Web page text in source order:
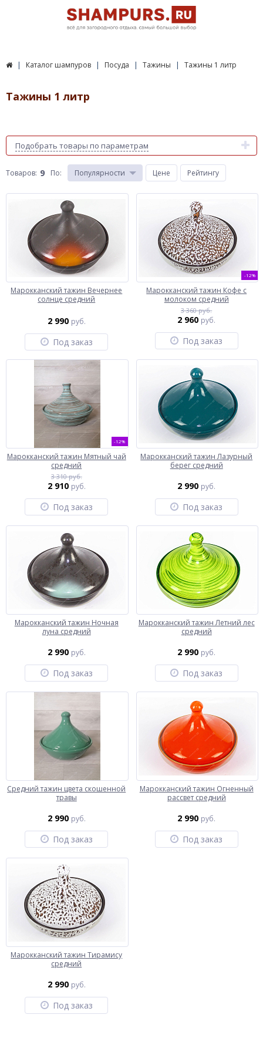
Каталог шампуров Посуда Тажины Тажины 1 литр
Тажины 1 литр
Подобрать товары по параметрам
Товаров: 9 По: Популярности Цене Рейтингу
Марокканский тажин Вечернее
солнце средний
2 990 руб.
Под заказ
-12%
Марокканский тажин Кофе с
молоком средний
3 360 руб.
2 960 руб.
Под заказ
-12%
Марокканский тажин Мятный чай
средний
3 310 руб.
2 910 руб.
Под заказ
Марокканский тажин Лазурный
берег средний
2 990 руб.
Под заказ
Марокканский тажин Ночная
луна средний
2 990 руб.
Под заказ
Марокканский тажин Летний лес
средний
2 990 руб.
Под заказ
Средний тажин цвета скошенной
травы
2 990 руб.
Под заказ
Марокканский тажин Огненный
рассвет средний
2 990 руб.
Под заказ
Марокканский тажин Тирамису
средний
2 990 руб.
Под заказ